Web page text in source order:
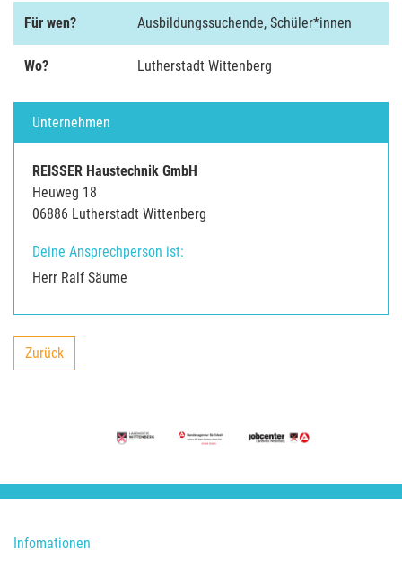
Für wen? Ausbildungssuchende, Schüler*innen
Wo? Lutherstadt Wittenberg
Unternehmen
REISSER Haustechnik GmbH
Heuweg 18
06886 Lutherstadt Wittenberg
Deine Ansprechperson ist:
Herr Ralf Säume
backward
Zurück
Infomationen